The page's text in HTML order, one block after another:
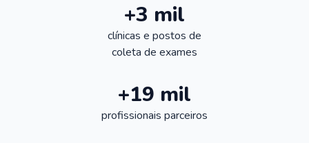
+3 mil
clínicas e postos de
coleta de exames
+19 mil
profissionais parceiros